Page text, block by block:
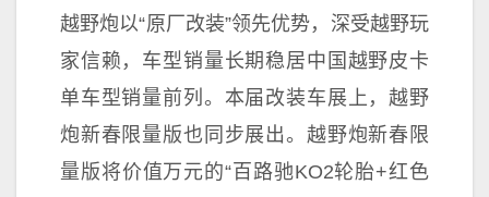
越野炮以“原厂改装”领先优势，深受越野玩
家信赖，车型销量长期稳居中国越野皮卡
单车型销量前列。本届改装车展上，越野
炮新春限量版也同步展出。越野炮新春限
量版将价值万元的“百路驰KO2轮胎+红色